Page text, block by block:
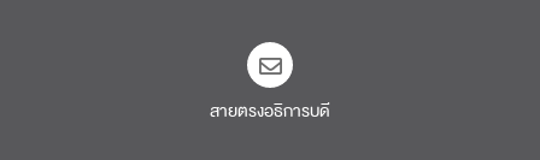
สายตรงอธิการบดี​